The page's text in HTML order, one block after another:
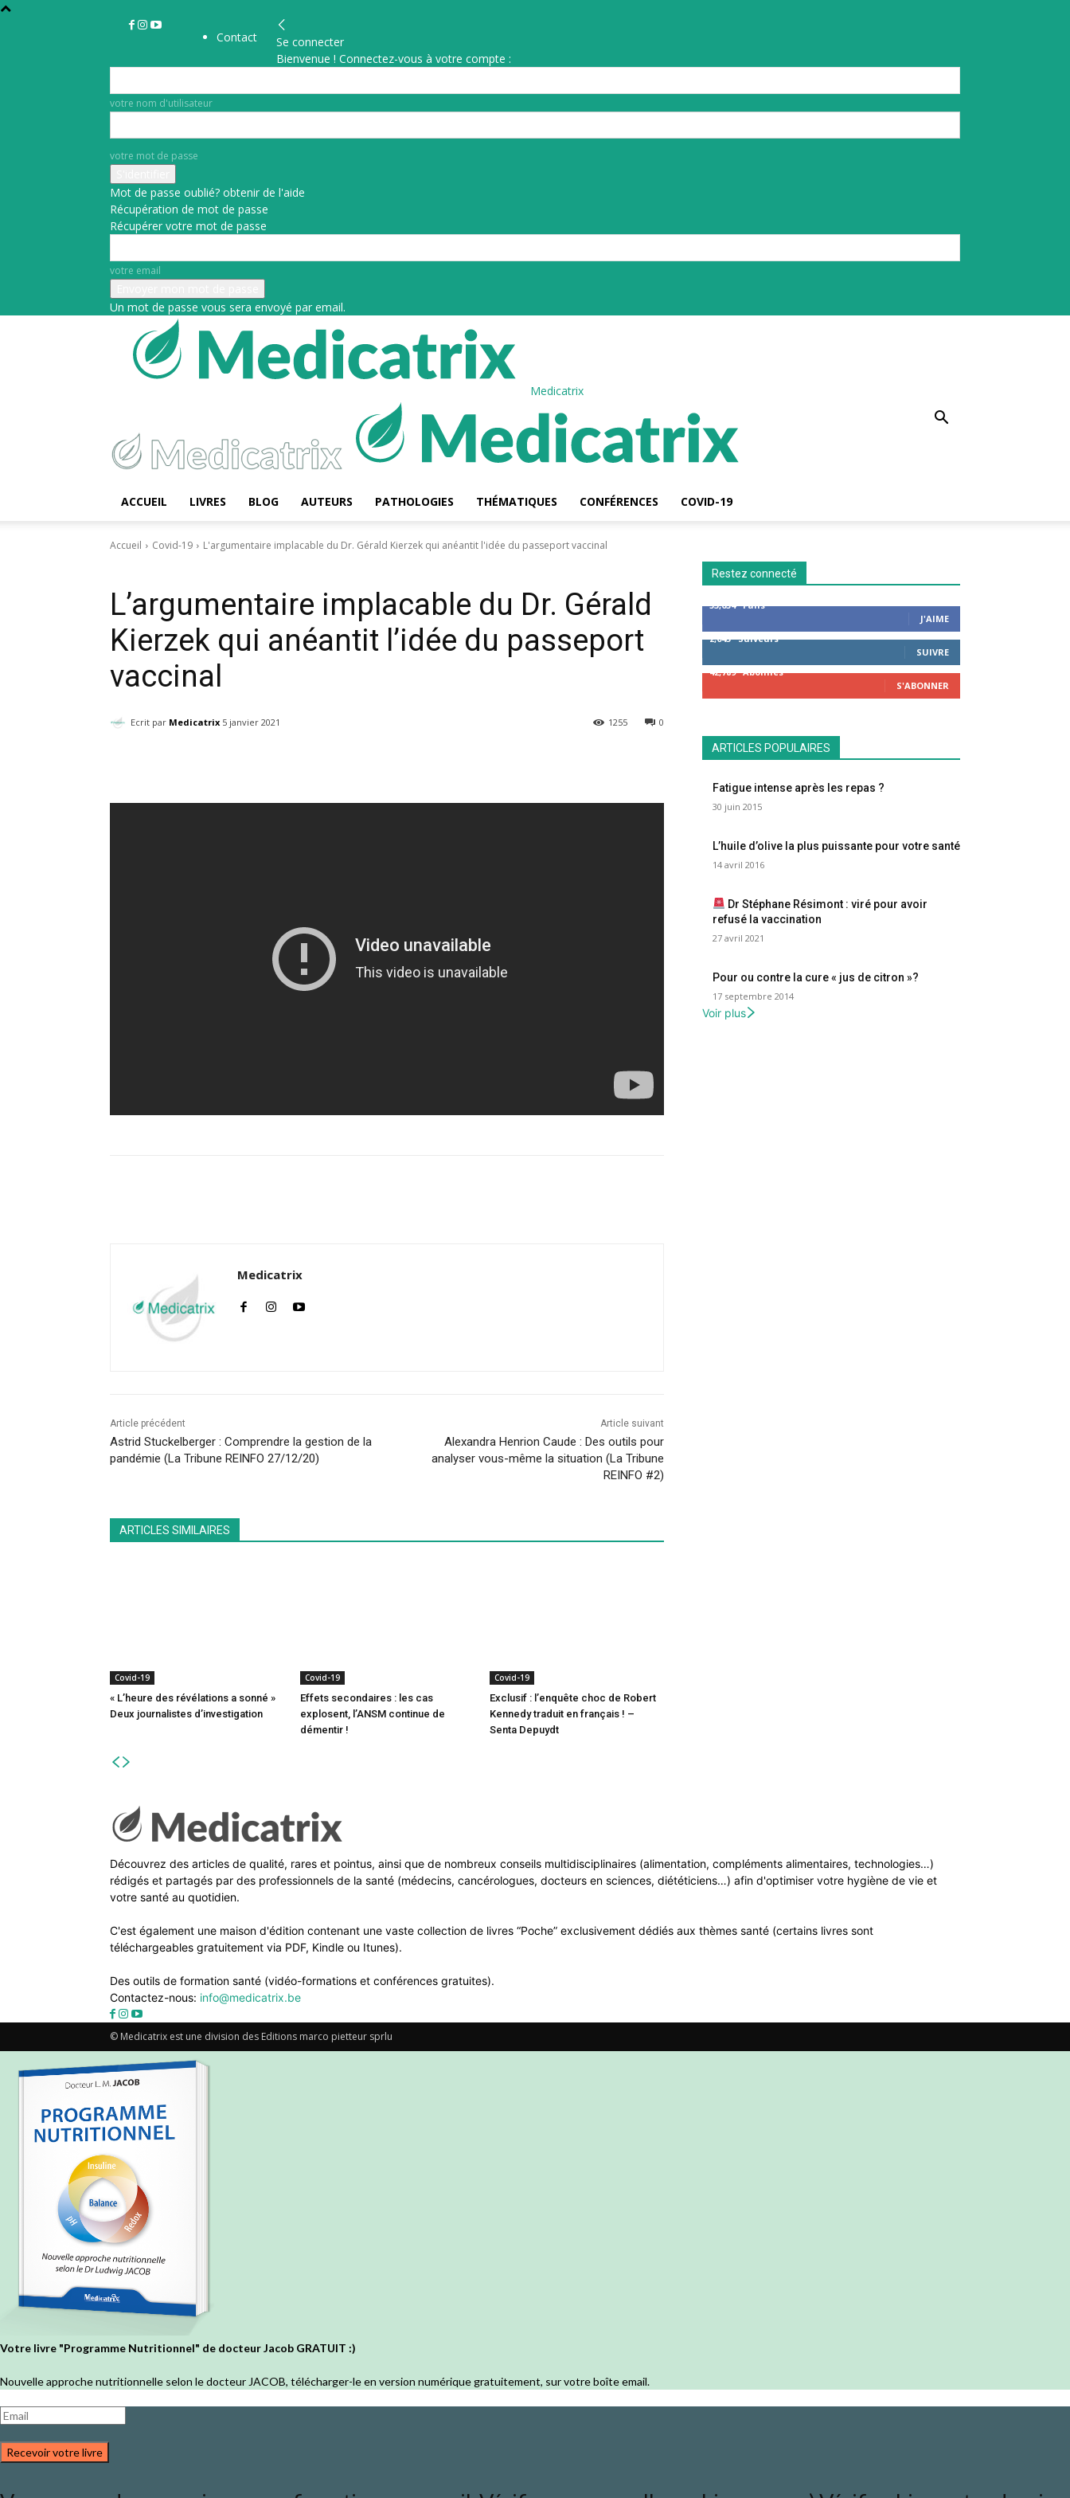
Contact
Se connecter
Bienvenue ! Connectez-vous à votre compte :
votre nom d'utilisateur
votre mot de passe
Mot de passe oublié? obtenir de l'aide
Récupération de mot de passe
Récupérer votre mot de passe
votre email
Un mot de passe vous sera envoyé par email.
Medicatrix
ACCUEIL LIVRES BLOG AUTEURS PATHOLOGIES THÉMATIQUES CONFÉRENCES COVID-19
Accueil Covid-19 L'argumentaire implacable du Dr. Gérald Kierzek qui anéantit l'idée du passeport vaccinal
L’argumentaire implacable du Dr. Gérald
Kierzek qui anéantit l’idée du passeport
vaccinal
Ecrit par Medicatrix 5 janvier 2021 0
1255
Medicatrix
Article précédent
Astrid Stuckelberger : Comprendre la gestion de la
pandémie (La Tribune REINFO 27/12/20)
Article suivant
Alexandra Henrion Caude : Des outils pour
analyser vous-même la situation (La Tribune
REINFO #2)
ARTICLES SIMILAIRES
Covid-19
« L’heure des révélations a sonné »
Deux journalistes d’investigation
Covid-19
Effets secondaires : les cas
explosent, l’ANSM continue de
démentir !
Covid-19
Exclusif : l’enquête choc de Robert
Kennedy traduit en français ! –
Senta Depuydt
Restez connecté
53,654
Fans
J'AIME
2,043 Suiveurs
SUIVRE
42,789 Abonnés
S'ABONNER
ARTICLES POPULAIRES
Fatigue intense après les repas ?
30 juin 2015
L’huile d’olive la plus puissante pour votre santé
14 avril 2016
Dr Stéphane Résimont : viré pour avoir
refusé la vaccination
27 avril 2021
Pour ou contre la cure « jus de citron »?
17 septembre 2014
Voir plus
Découvrez des articles de qualité, rares et pointus, ainsi que de nombreux conseils multidisciplinaires (alimentation, compléments alimentaires, technologies…)
rédigés et partagés par des professionnels de la santé (médecins, cancérologues, docteurs en sciences, diététiciens…) afin d'optimiser votre hygiène de vie et
votre santé au quotidien.
C'est également une maison d'édition contenant une vaste collection de livres “Poche” exclusivement dédiés aux thèmes santé (certains livres sont
téléchargeables gratuitement via PDF, Kindle ou Itunes).
Des outils de formation santé (vidéo-formations et conférences gratuites).
Contactez-nous: info@medicatrix.be
© Medicatrix est une division des Editions marco pietteur sprlu
Votre livre "Programme Nutritionnel" de docteur Jacob GRATUIT :)
Nouvelle approche nutritionnelle selon le docteur JACOB, télécharger-le en version numérique gratuitement, sur votre boîte email.
Recevoir votre livre